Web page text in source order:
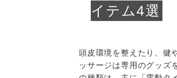
イテム4選
頭皮環境を整えたり、健
ッサージは専用のグッズ